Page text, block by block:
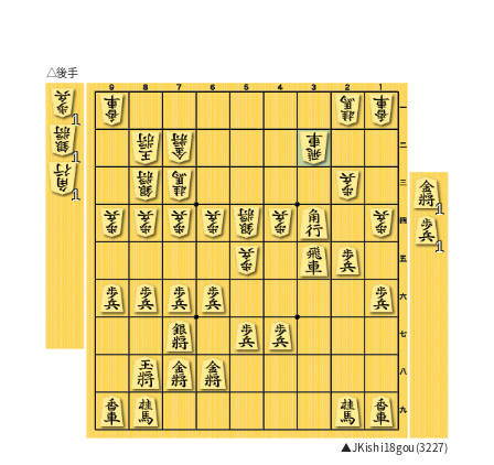
一石二鳥の好手